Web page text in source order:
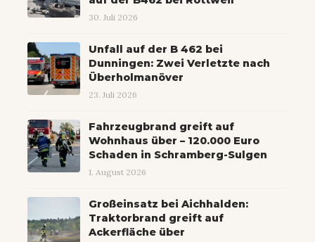
30. Juli 2026
Unfall auf der B 462 bei
Dunningen: Zwei Verletzte nach
Überholmanöver
23. Juli 2026
Fahrzeugbrand greift auf
Wohnhaus über – 120.000 Euro
Schaden in Schramberg-Sulgen
1. August 2026
Großeinsatz bei Aichhalden:
Traktorbrand greift auf
Ackerfläche über